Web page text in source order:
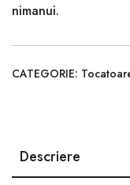
nimanui.
CATEGORIE:
Descriere